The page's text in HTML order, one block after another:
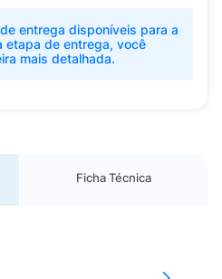
entrega disponíveis para a
etapa de entrega, você
mais detalhada.
Ficha Técnica